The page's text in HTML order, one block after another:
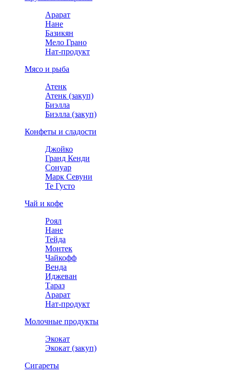
Арарат
Нане
Базикян
Мело Грано
Нат-продукт
Мясо и рыба
Атенк
Атенк (закуп)
Биэлла
Биэлла (закуп)
Конфеты и сладости
Джойко
Гранд Кенди
Сонуар
Марк Севуни
Те Густо
Чай и кофе
Роял
Нане
Тейда
Монтек
Чайкофф
Венда
Иджеван
Тараз
Арарат
Нат-продукт
Молочные продукты
Экокат
Экокат (закуп)
Сигареты